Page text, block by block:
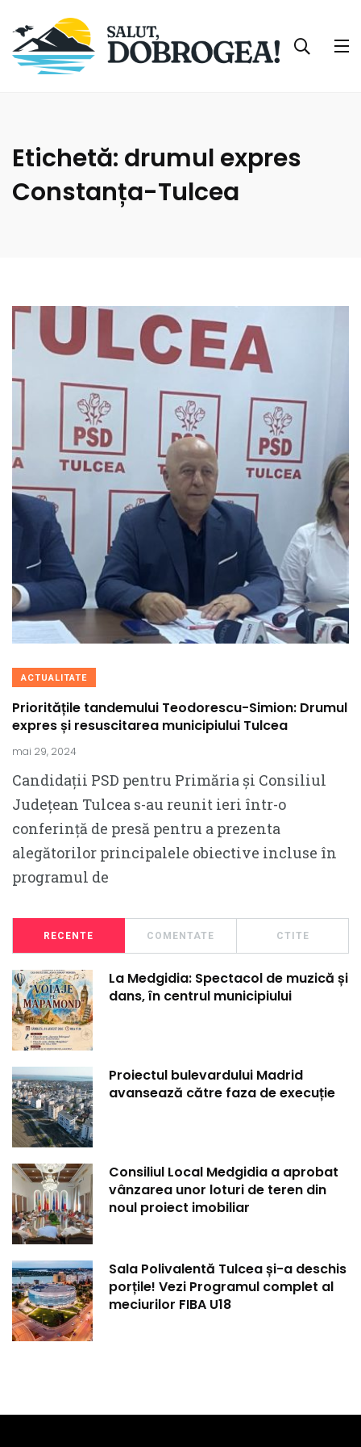
Etichetă: drumul expres
Constanța-Tulcea
ACTUALITATE
Prioritățile tandemului Teodorescu-Simion: Drumul
expres și resuscitarea municipiului Tulcea
mai 29, 2024
Candidații PSD pentru Primăria și Consiliul
Județean Tulcea s-au reunit ieri într-o
conferință de presă pentru a prezenta
alegătorilor principalele obiective incluse în
programul de
RECENTE COMENTATE CTITE
La Medgidia: Spectacol de muzică și
dans, în centrul municipiului
Proiectul bulevardului Madrid
avansează către faza de execuție
Consiliul Local Medgidia a aprobat
vânzarea unor loturi de teren din
noul proiect imobiliar
Sala Polivalentă Tulcea și-a deschis
porțile! Vezi Programul complet al
meciurilor FIBA U18